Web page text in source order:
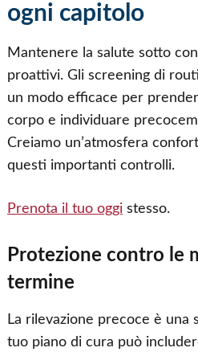
ogni capitolo
Mantenere la salute sotto
proattivi. Gli screening di
un modo efficace per
corpo e individuare
Creiamo un’atmosfera
questi importanti controlli.
Prenota il tuo oggistesso.
Protezione contro le
termine
La rilevazione precoce è una
tuo piano di cura può